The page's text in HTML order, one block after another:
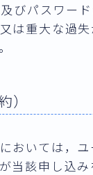
びパスワー
は重大な過
）
おいては，
当該申し込